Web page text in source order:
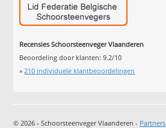
Recensies Schoorsteenveger Vlaanderen
Beoordeling door klanten:9.2/10
»210 individuele klantbeoordelingen
© 2026 - Schoorsteenveger Vlaanderen - Partners